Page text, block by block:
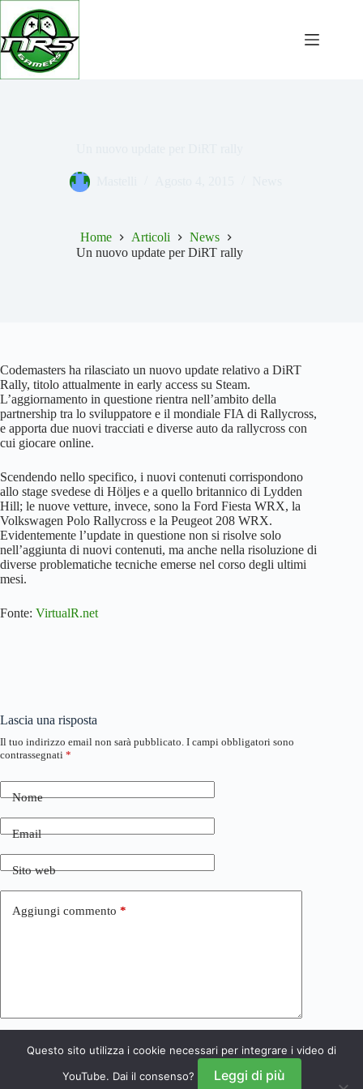
Salta
contenuto
Home Articoli
News
Un nuovo update per DiRT rally
Codemasters ha rilasciato un nuovo update relativo a DiRT
Rally, titolo attualmente in early access su Steam.
L’aggiornamento in questione rientra nell’ambito della
partnership tra lo sviluppatore e il mondiale FIA di Rallycross,
e apporta due nuovi tracciati e diverse auto da rallycross con
cui giocare online.
Scendendo nello specifico, i nuovi contenuti corrispondono
allo stage svedese di Höljes e a quello britannico di Lydden
Hill; le nuove vetture, invece, sono la Ford Fiesta WRX, la
Volkswagen Polo Rallycross e la Peugeot 208 WRX.
Evidentemente l’update in questione non si risolve solo
nell’aggiunta di nuovi contenuti, ma anche nella risoluzione di
diverse problematiche tecniche emerse nel corso degli ultimi
mesi.
Fonte: VirtualR.net
Lascia una risposta
Il tuo indirizzo email non sarà pubblicato. I campi obbligatori sono
contrassegnati *
Nome
Email
Sito web
Aggiungi commento *
Invia commento
Questo sito utilizza i cookie necessari per integrare i video di
YouTube. Dai il consenso?
Leggi di più